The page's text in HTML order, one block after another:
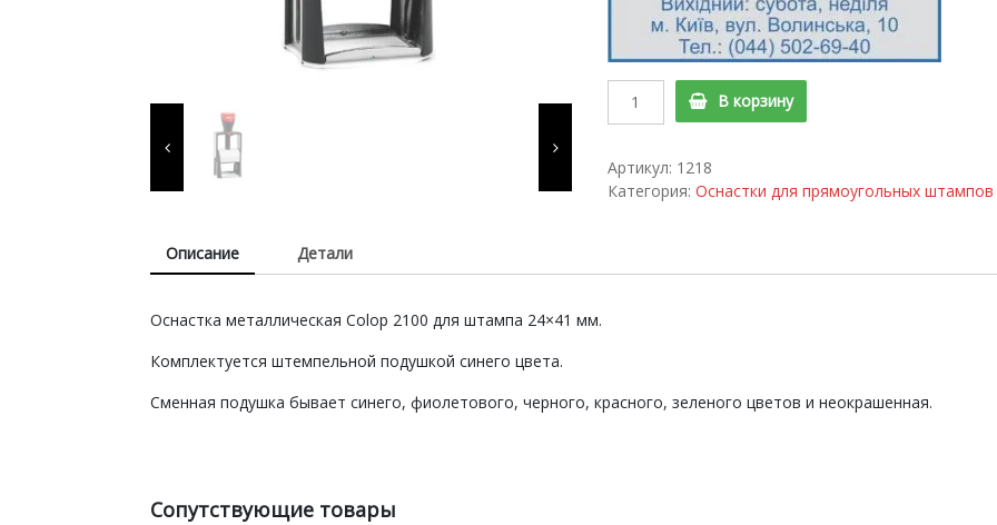
штемпельные подушки и
краски, расходные
материалы для
штампов, продукция для
пломбирования.
металлическая
2100
quantity
В корзину
Артикул: 1218
Категория: Оснастки для прямоугольных штампов
Описание Детали
Оснастка металлическая Colop 2100 для штампа 24×41 мм.
Комплектуется штемпельной подушкой синего цвета.
Сменная подушка бывает синего, фиолетового, черного, красного, зеленого цветов и неокрашенная.
Сопутствующие товары